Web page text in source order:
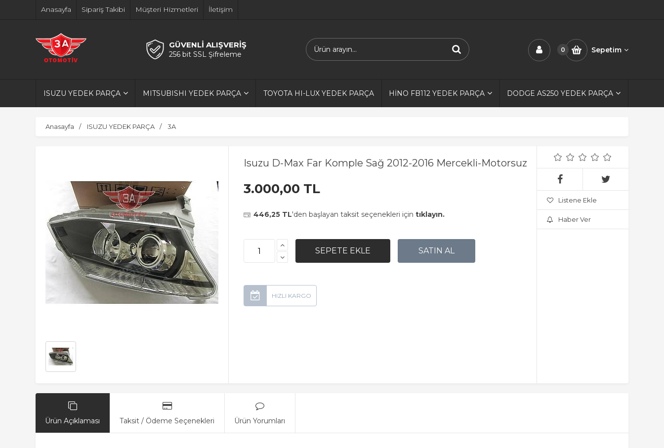
Anasayfa Sipariş Takibi Müşteri Hizmetleri İletişim
GÜVENLİ ALIŞVERİŞ
256 bit SSL Şifreleme
0 Sepetim
ISUZU YEDEK PARÇA MITSUBISHI YEDEK PARÇA TOYOTA HI-LUX YEDEK PARÇA HİNO FB112 YEDEK PARÇA DODGE AS250 YEDEK PARÇA
Anasayfa ISUZU YEDEK PARÇA 3A
Isuzu D-Max Far Komple Sağ 2012-2016 Mercekli-Motorsuz
3.000,00 TL
446,25 TL'den başlayan taksit seçenekleri için tıklayın.
Listene Ekle
Haber Ver
Ürün Açıklaması Taksit / Ödeme Seçenekleri Ürün Yorumları